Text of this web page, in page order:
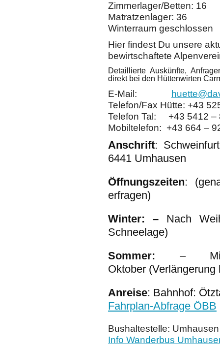
Zimmerlager/Betten: 16
Matratzenlager: 36
Winterraum geschlossen
Hier findest Du unsere
bewirtschaftete
Detaillierte Auskünfte,
direkt bei den Hüttenwirten
E-Mail:
Telefon/Fax Hütte: +43
Telefon Tal: +43 5412 –
Mobiltelefon: +43 664 –
Anschrift:
6441 Umhausen
Öffnungszeiten:
erfragen)
Winter:
– Nach
Schneelage)
Sommer: –
Oktober
Anreise: Bahnhof:
Fahrplan-Abfrage ÖBB
Bushaltestelle:
Info Wanderbus